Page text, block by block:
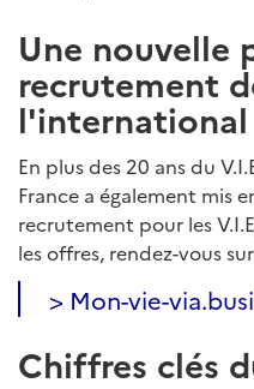
Une nouvelle
recrutement
l'international
En plus des 20 ans du
France a également mis
recrutement pour les
les offres, rendez-vous
> Mon-vie-
Chiffres clés